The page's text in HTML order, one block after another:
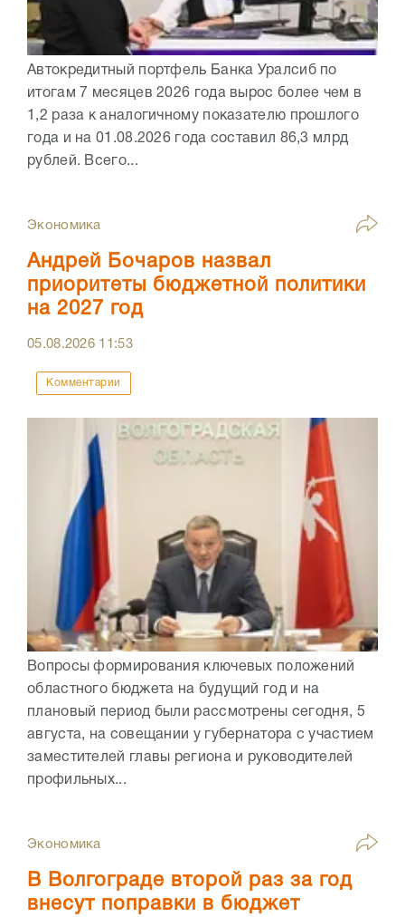
Автокредитный портфель Банка Уралсиб по
итогам 7 месяцев 2026 года вырос более чем в
1,2 раза к аналогичному показателю прошлого
года и на 01.08.2026 года составил 86,3 млрд
рублей. Всего...
Экономика
Андрей Бочаров назвал
приоритеты бюджетной политики
на 2027 год
05.08.2026 11:53
Комментарии
Вопросы формирования ключевых положений
областного бюджета на будущий год и на
плановый период были рассмотрены сегодня, 5
августа, на совещании у губернатора с участием
заместителей главы региона и руководителей
профильных...
Экономика
В Волгограде второй раз за год
внесут поправки в бюджет